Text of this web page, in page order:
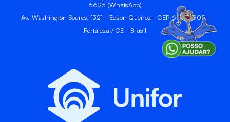
6625 (WhatsApp)
Av. Washington Soares, 1321 - Edson Queiroz - CEP 60811-905 -
Fortaleza / CE - Brasil